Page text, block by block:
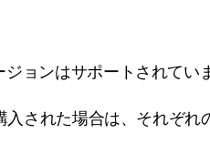
ョンはサポートされてい
された場合は、それぞ